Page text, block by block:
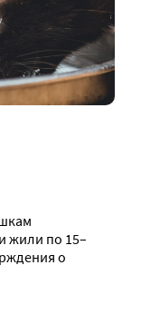
жили по 15–
о